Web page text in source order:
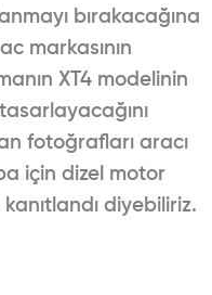
bırakacağına
markasının
XT4 modelinin
fotoğrafları aracı
için dizel motor
diyebiliriz.